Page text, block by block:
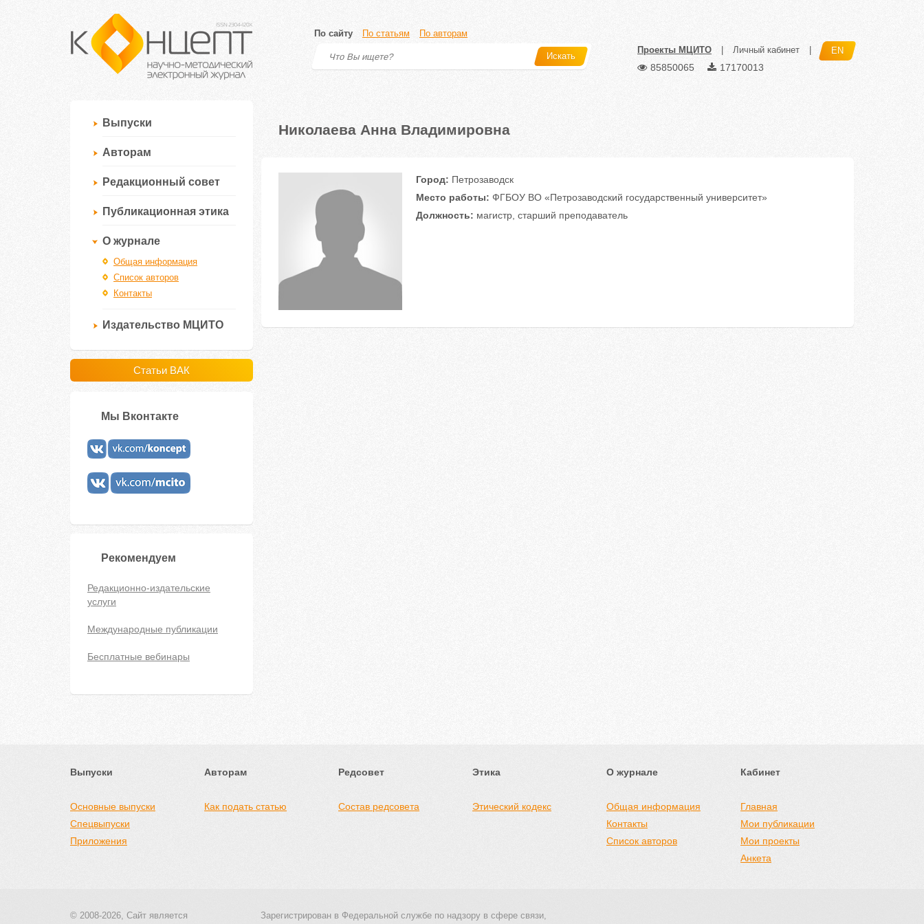
По сайту По статьям По авторам
Искать
Проекты МЦИТО Личный кабинет EN
85850065 17170013
Выпуски
Авторам
Редакционный совет
Публикационная этика
О журнале
Общая информация
Список авторов
Контакты
Издательство МЦИТО
Статьи ВАК
Мы Вконтакте
Рекомендуем
Редакционно-издательские
услуги
Международные публикации
Бесплатные вебинары
Николаева Анна Владимировна
Город: Петрозаводск
Место работы: ФГБОУ ВО «Петрозаводский государственный университет»
Должность: магистр, старший преподаватель
Выпуски
Основные выпуски
Спецвыпуски
Приложения
Авторам
Как подать статью
Редсовет
Состав редсовета
Этика
Этический кодекс
О журнале
Общая информация
Контакты
Список авторов
Кабинет
Главная
Мои публикации
Мои проекты
Анкета
© 2008-2026, Сайт является
Зарегистрирован в Федеральной службе по надзору в сфере связи,